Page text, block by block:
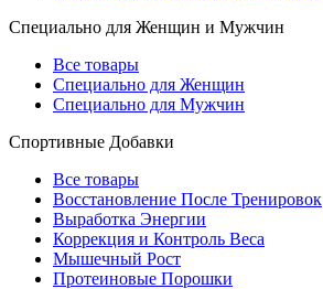
Специально для Женщин и Мужчин
Все товары
Специально для Женщин
Специально для Мужчин
Спортивные Добавки
Все товары
Восстановление После Тренировок
Выработка Энергии
Коррекция и Контроль Веса
Мышечный Рост
Протеиновые Порошки